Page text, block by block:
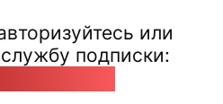
или
подписки: